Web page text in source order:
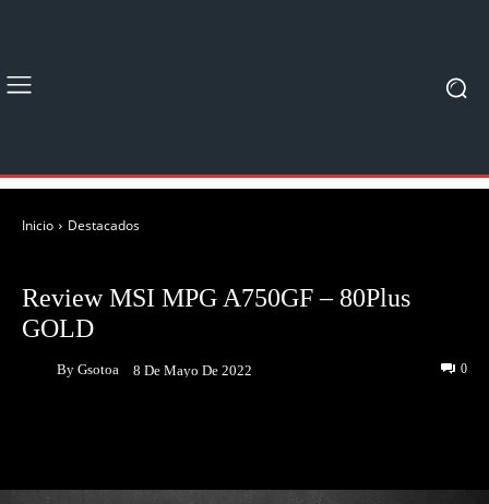
Inicio Destacados
Review MSI MPG A750GF – 80Plus
GOLD
By Gsotoa 8 De Mayo De 2022 0